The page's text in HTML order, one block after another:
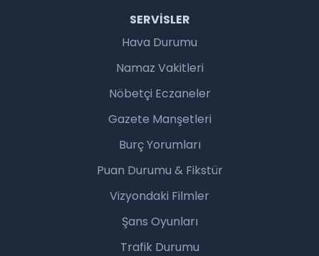
SERVISLER
Hava Durumu
Namaz Vakitleri
Nöbetçi Eczaneler
Gazete Manşetleri
Burç Yorumları
Puan Durumu & Fikstür
Vizyondaki Filmler
Şans Oyunları
Trafik Durumu